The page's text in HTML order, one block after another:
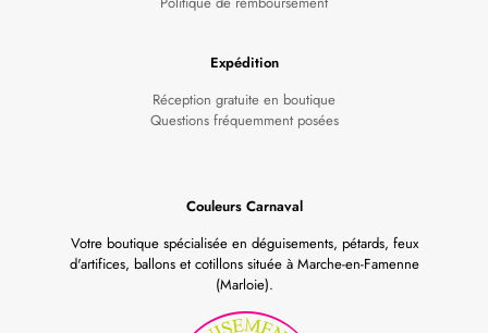
Expédition
Réception gratuite en boutique
Questions fréquemment posées
Couleurs Carnaval
Votre boutique spécialisée en déguisements, pétards, feux
d'artifices, ballons et cotillons située à Marche-en-Famenne
(Marloie).